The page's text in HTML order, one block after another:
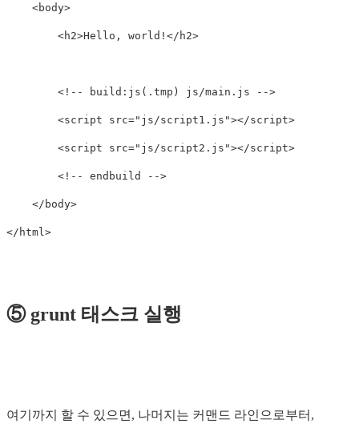
<body>
<h2>Hello, world! </h2>
<!-- build:js(.tmp) js/main.js -->
<script src="js/script1.js"></script>
<script src="js/script2.js"></script>
<!-- endbuild -->
</body>
</html>
⑤ grunt 태스크 실행
여기까지 할 수 있으면, 나머지는 커맨드 라인으로부터,